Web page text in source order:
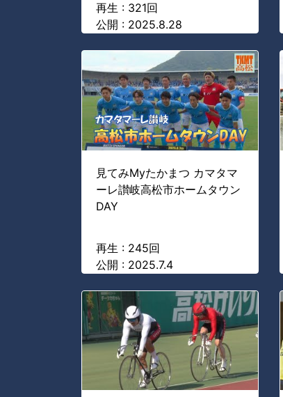
再生 : 321回
公開 : 2025.8.28
見てみMyたかまつ カマタマ
ーレ讃岐高松市ホームタウン
DAY
再生 : 245回
公開 : 2025.7.4